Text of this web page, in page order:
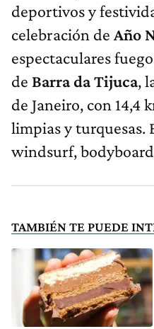
deportivos y
celebración de Año
espectaculares
de Barra da Tijuca,
de Janeiro, con 14,4
limpias y turquesas.
windsurf,
TAMBIÉN TE PUEDE